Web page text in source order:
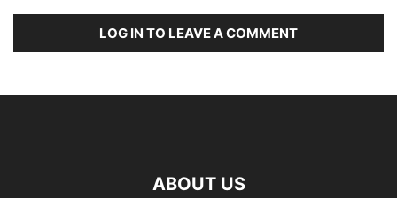
LOG IN TO LEAVE A COMMENT
ABOUT US